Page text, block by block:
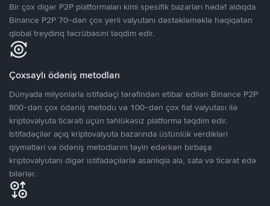
Bir çox digər P2P platformaları kimi spesifik bazarları hədəf aldıqda
Binance P2P 70-dən çox yerli valyutanı dəstəkləməklə həqiqətən
qlobal treydinq təcrübəsini təqdim edir.
Çoxsaylı ödəniş metodları
Dünyada milyonlarla istifadəçi tərəfindən etibar edilən Binance P2P
800-dən çox ödəniş metodu və 100-dən çox fiat valyutası ilə
kriptovalyuta ticarəti üçün təhlükəsiz platforma təqdim edir.
İstifadəçilər açıq kriptovalyuta bazarında üstünlük verdikləri
qiymətləri və ödəniş metodlarını təyin edərkən birbaşa
kriptovalyutanı digər istifadəçilərlə asanlıqla ala, sata və ticarət edə
bilərlər.